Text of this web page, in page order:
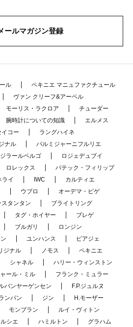
ールマガジン登録
ル
ペキニエ マニュファクチュール
ヴァン クリーフ&アーペル
モーリス・ラクロア
チューダー
腕時計についての知識
エルメス
イコー
ラングハイネ
ナル
パルミジャーニフルリエ
ジラールペルゴ
ロジェデュブイ
ロレックス
パテック・フィリップ
ライ IWC
カルティエ
ウブロ
オーデマ・ピゲ
タンタン
ブライトリング
タグ・ホイヤー
ブレゲ
ブルガリ
ロンジン
ユンハンス
ピアジェ
ジナル
ノモス
ペキニエ
シャネル
ハリー・ウィンストン
ール・ミル
フランク・ミュラー
バンヤーゲンセン
F.P.ジュルヌ
ンパン ジン
H.モーザー
モンブラン
ルイ・ヴィトン
シエ ハミルトン
グラハム